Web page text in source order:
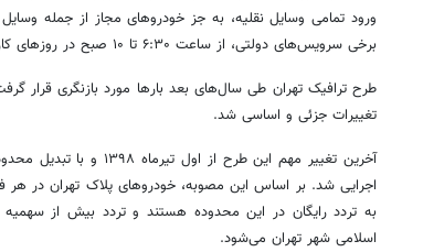
ورود تمامی وسایل نقلیه، به‌ جز خودروهای مجاز از جمله
برخی سرویس‌های دولتی، از ساعت ۶:۳۰ تا ۱۰ صبح در روزهای کاری هفته جلوگیری شود.
تغییرات جزئی و اساسی شد.
آخرین تغییر مهم این
به تردد رایگان در این محدوده هستند و تردد بیش از
اسلامی شهر تهران می‌شود.